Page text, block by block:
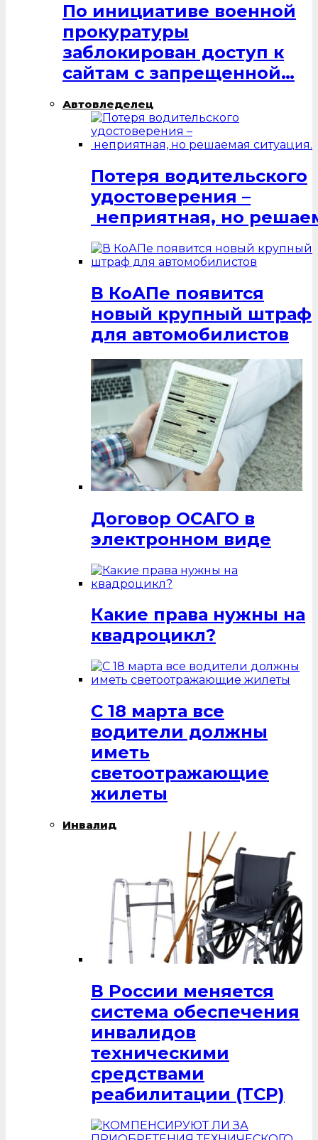
По инициативе военной
прокуратуры
заблокирован доступ к
сайтам с запрещенной…
Автовледелец
Потеря водительского
удостоверения –
неприятная, но
В КоАПе появится
новый крупный штраф
для автомобилистов
Договор ОСАГО в
электронном виде
Какие права нужны на
квадроцикл?
С 18 марта все
водители должны
иметь
светоотражающие
жилеты
Инвалид
В России меняется
система обеспечения
инвалидов
техническими
средствами
реабилитации (ТСР)